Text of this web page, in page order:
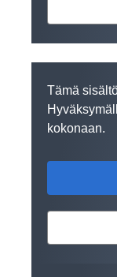
Tämä
kokonaan.